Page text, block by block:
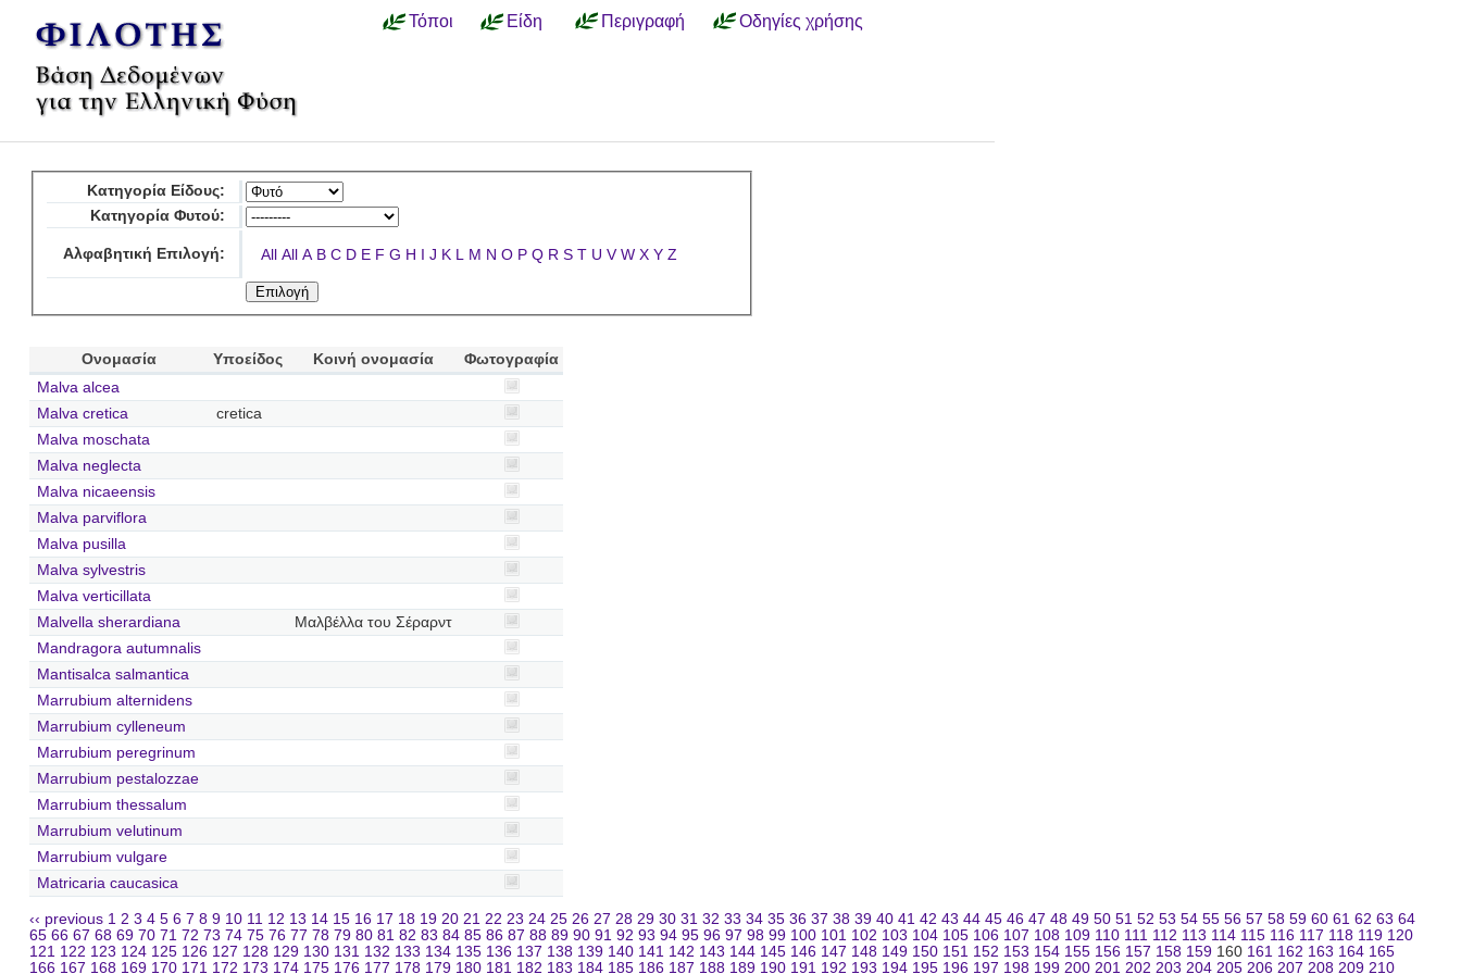
Τόποι Είδη Περιγραφή Οδηγίες χρήσης
Κατηγορία Είδους:
Κατηγορία Φυτού:
Αλφαβητική Επιλογή: All All A B C D E F G H I J K L M N O P Q R S T U V W X Y Z
Ονομασία Υποείδος Κοινή ονομασία
Φωτογραφία
Malva alcea
Malva cretica
cretica
Malva moschata
Malva neglecta
Malva nicaeensis
Malva parviflora
Malva pusilla
Malva sylvestris
Malva verticillata
Malvella sherardiana
Μαλβέλλα του Σέραρντ
Mandragora autumnalis
Mantisalca salmantica
Marrubium alternidens
Marrubium cylleneum
Marrubium peregrinum
Marrubium pestalozzae
Marrubium thessalum
Marrubium velutinum
Marrubium vulgare
Matricaria caucasica
‹‹ previous 1 2 3 4 5 6 7 8 9 10 11 12 13 14 15 16 17 18 19 20 21 22 23 24 25 26 27 28 29 30 31 32 33 34 35 36 37 38 39 40 41 42 43 44 45 46 47 48 49 50 51 52 53 54 55 56 57 58 59 60 61 62 63 64
65 66 67 68 69 70 71 72 73 74 75 76 77 78 79 80 81 82 83 84 85 86 87 88 89 90 91 92 93 94 95 96 97 98 99 100 101 102 103 104 105 106 107 108 109 110 111 112 113 114 115 116 117 118 119 120
121 122 123 124 125 126 127 128 129 130 131 132 133 134 135 136 137 138 139 140 141 142 143 144 145 146 147 148 149 150 151 152 153 154 155 156 157 158 159 160 161 162 163 164 165
166 167 168 169 170 171 172 173 174 175 176 177 178 179 180 181 182 183 184 185 186 187 188 189 190 191 192 193 194 195 196 197 198 199 200 201 202 203 204 205 206 207 208 209 210